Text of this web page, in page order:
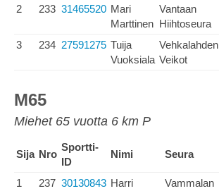
2 233 31465520 Mari
Marttinen
Vantaan
Hiihtoseura
3 234 27591275 Tuija
Vuoksiala
Vehkalahden
Veikot
M65
Miehet 65 vuotta 6 km P
Sija Nro
Sportti-
ID
Nimi Seura
1 237 30130843 Harri
Vammalan